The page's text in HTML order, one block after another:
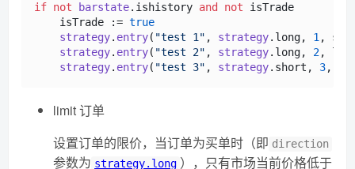
if not barstate. ishistory and not isTrade
    isTrade :=
true
strategy. entry( "test 1" , strategy. long, 1,
strategy. entry( "test 2" , strategy. long, 2,
strategy. entry( "test 3" , strategy. short , 3,
limit 订单
设置订单的限价，当订单为买单时（即 direction
参数为 strategy.long ），只有市场当前价格低于